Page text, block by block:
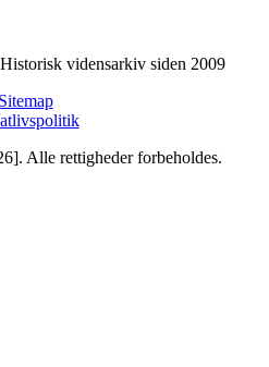
vidensarkiv siden 2009
Sitemap
Alle rettigheder forbeholdes.